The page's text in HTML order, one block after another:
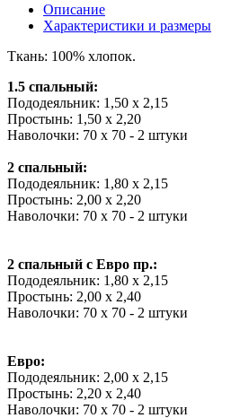
Описание
Характеристики и размеры
Ткань: 100% хлопок.
1.5 спальный:
Пододеяльник: 1,50 х 2,15
Простынь: 1,50 х 2,20
Наволочки: 70 х 70 - 2 штуки
2 спальный:
Пододеяльник: 1,80 х 2,15
Простынь: 2,00 х 2,20
Наволочки: 70 х 70 - 2 штуки
2 спальный с Евро пр.:
Пододеяльник: 1,80 х 2,15
Простынь: 2,00 х 2,40
Наволочки: 70 х 70 - 2 штуки
Евро:
Пододеяльник: 2,00 х 2,15
Простынь: 2,20 х 2,40
Наволочки: 70 х 70 - 2 штуки